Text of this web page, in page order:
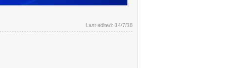
Last edited: 14/7/18